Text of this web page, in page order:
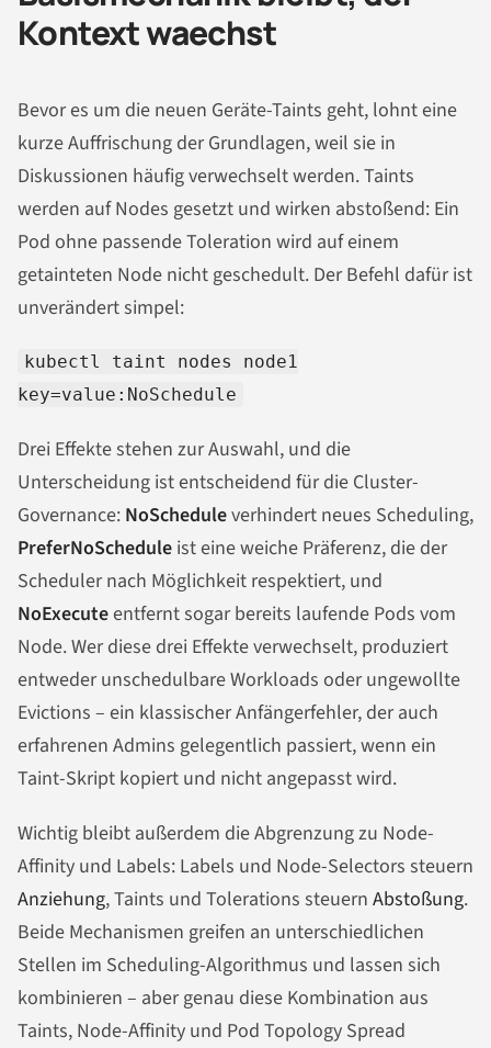
Kontext waechst
Bevor es um die neuen Geräte-Taints geht, lohnt eine
kurze Auffrischung der Grundlagen, weil sie in
Diskussionen häufig verwechselt werden. Taints
werden auf Nodes gesetzt und wirken abstoßend: Ein
Pod ohne passende Toleration wird auf einem
getainteten Node nicht geschedult. Der Befehl dafür ist
unverändert simpel:
kubectl taint nodes node1
key=value:NoSchedule
Drei Effekte stehen zur Auswahl, und die
Unterscheidung ist entscheidend für die Cluster-
Governance: NoScheduleverhindert neues Scheduling,
PreferNoSchedule ist eine weiche Präferenz, die der
Scheduler nach Möglichkeit respektiert, und
NoExecuteentfernt sogar bereits laufende Pods vom
Node. Wer diese drei Effekte verwechselt, produziert
entweder unschedulbare Workloads oder ungewollte
Evictions – ein klassischer Anfängerfehler, der auch
erfahrenen Admins gelegentlich passiert, wenn ein
Taint-Skript kopiert und nicht angepasst wird.
Wichtig bleibt außerdem die Abgrenzung zu Node-
Affinity und Labels: Labels und Node-Selectors steuern
Anziehung, Taints und Tolerations steuern Abstoßung.
Beide Mechanismen greifen an unterschiedlichen
Stellen im Scheduling-Algorithmus und lassen sich
kombinieren – aber genau diese Kombination aus
Taints, Node-Affinity und Pod Topology Spread